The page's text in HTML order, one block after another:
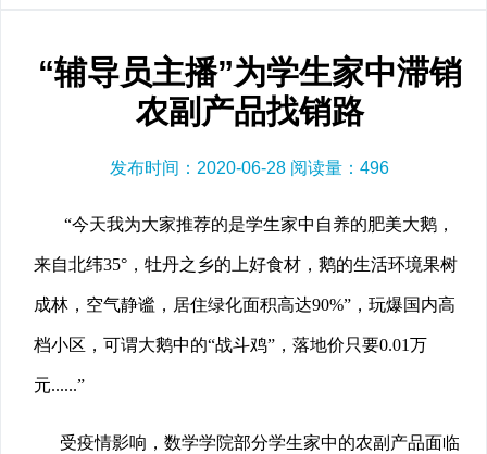
“辅导员主播”为学生家中滞销
农副产品找销路
发布时间：2020-06-28 阅读量： 496
“今天我为大家推荐的是学生家中自养的肥美大鹅，
来自北纬35°，牡丹之乡的上好食材，鹅的生活环境果树
成林，空气静谧，居住绿化面积高达90%”，玩爆国内高
档小区，可谓大鹅中的“战斗鸡”，落地价只要0.01万
元......”
受疫情影响，数学学院部分学生家中的农副产品面临